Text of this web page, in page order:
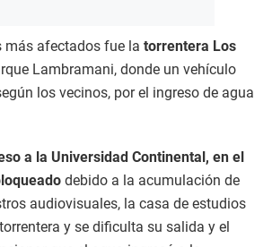
más afectados fue la torrentera Los
Lambramani, donde un vehículo
los vecinos, por el ingreso de agua
a la Universidad Continental, en el
debido a la acumulación de
audiovisuales, la casa de estudios
y se dificulta su salida y el